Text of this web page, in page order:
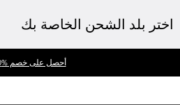
اختر بلد الشحن الخاصة بك
أحصل على خصم %10 على أول طلب لك. إستعمل الرمز - WELCOME10